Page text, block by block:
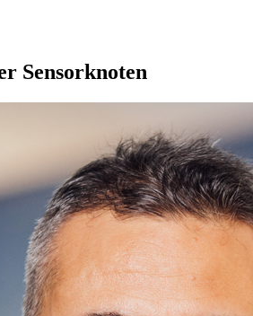
Sensorknoten